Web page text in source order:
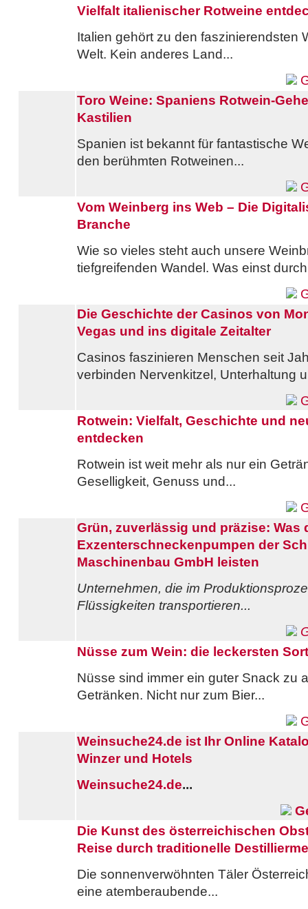
Vielfalt italienischer Rotweine
Italien gehört zu den faszinierendsten
Welt. Kein anderes Land...
Toro Weine: Spaniens Rotwein-
Kastilien
Spanien ist bekannt für fantastische
den berühmten Rotweinen...
Vom Weinberg ins Web – Die
Branche
Wie so vieles steht auch unsere
tiefgreifenden Wandel. Was einst
Die Geschichte der Casinos von
Vegas und ins digitale Zeitalter
Casinos faszinieren Menschen seit
verbinden Nervenkitzel, Unterhaltung
Rotwein: Vielfalt, Geschichte und
entdecken
Rotwein ist weit mehr als nur ein
Geselligkeit, Genuss und...
Grün, zuverlässig und präzise: Was
Exzenterschneckenpumpen der
Maschinenbau GmbH leisten
Unternehmen, die im
Flüssigkeiten transportieren...
Nüsse zum Wein: die leckersten
Nüsse sind immer ein guter Snack zu
Getränken. Nicht nur zum Bier...
Weinsuche24.de ist Ihr Online
Winzer und Hotels
Weinsuche24.de...
Die Kunst des österreichischen
Reise durch traditionelle
Die sonnenverwöhnten Täler
eine atemberaubende...